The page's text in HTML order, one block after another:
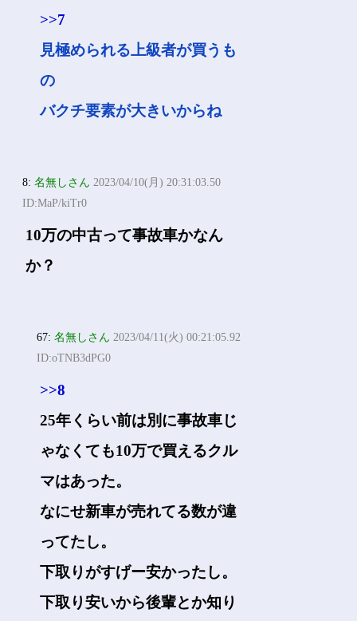
>>7
見極められる上級者が買うも
の
バクチ要素が大きいからね
8:名無しさん 2023/04/10(月) 20:31:03.50
ID:MaP/kiTr0
10万の中古って事故車かなん
か？
67:名無しさん 2023/04/11(火) 00:21:05.92
ID:oTNB3dPG0
>>8
25年くらい前は別に事故車じ
ゃなくても10万で買えるクル
マはあった。
なにせ新車が売れてる数が違
ってたし。
下取りがすげー安かったし。
下取り安いから後輩とか知り